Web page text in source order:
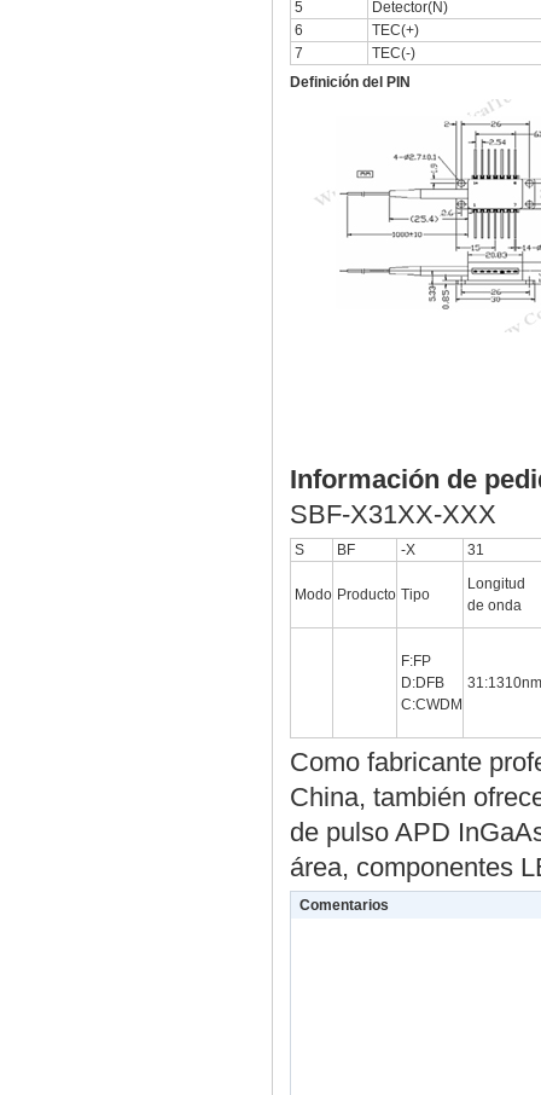
5
Detector(N)
6
TEC(+)
7
TEC(-)
Definición del PIN
Información de
SBF-X31XX-XXX
S BF -X 31
Modo Producto Tipo
Longitud
de onda
F:FP
D:DFB
C:CWDM
31:1310nm
Como fabricante
China, también
de pulso APD
área, componentes
Comentarios